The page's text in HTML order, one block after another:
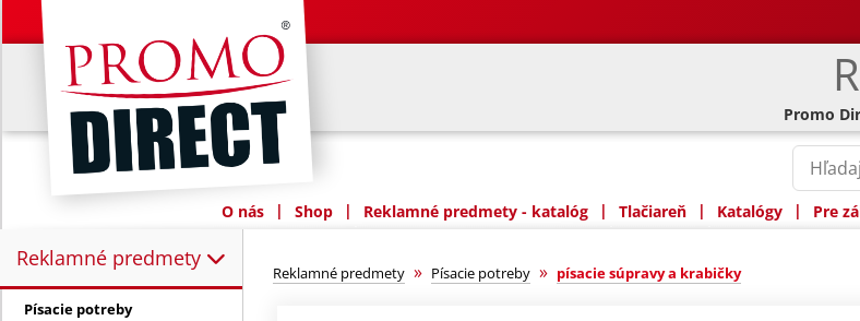
Promo
O nás | Shop | Reklamné predmety - katalóg | Tlačiareň | Katalógy | Pre
Reklamné predmety
Reklamné predmety:
Písacie potreby
Reklamné predmety » Písacie potreby » písacie súpravy a krabičky